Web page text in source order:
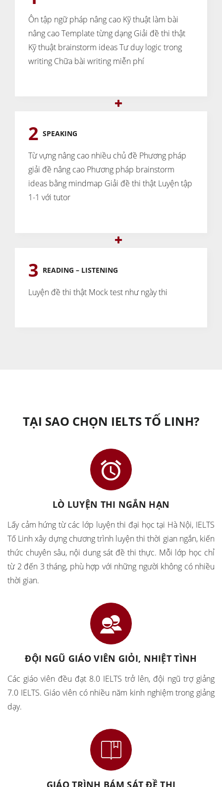
Ôn tập ngữ pháp nâng cao Kỹ thuật làm bài
nâng caoTemplate từng dạng Giải đề thi thật
Kỹ thuật brainstorm ideasTư duy logic trong
writing Chữa bài writing miễn phí
2 SPEAKING
Từ vựng nâng cao nhiều chủ đề Phương pháp
giải đề nâng cao Phương pháp brainstorm
ideas bằng mindmap Giải đề thi thật Luyện tập
1-1 với tutor
3 READING – LISTENING
Luyện đề thi thật Mock test như ngày thi
TẠI SAO CHỌN IELTS TỐ LINH?
LÒ LUYỆN THI NGẮN HẠN
Lấy cảm hứng từ các lớp luyện thi đại học tại Hà Nội, IELTS
Tố Linh xây dựng chương trình luyện thi thời gian ngắn, kiến
thức chuyên sâu, nội dung sát đề thi thực. Mỗi lớp học chỉ
từ 2 đến 3 tháng, phù hợp với những người không có nhiều
thời gian.
ĐỘI NGŨ GIÁO VIÊN GIỎI, NHIỆT TÌNH
Các giáo viên đều đạt 8.0 IELTS trở lên, đội ngũ trợ giảng
7.0 IELTS. Giáo viên có nhiều năm kinh nghiệm trong giảng
dạy.
GIÁO TRÌNH BÁM SÁT ĐỀ THI